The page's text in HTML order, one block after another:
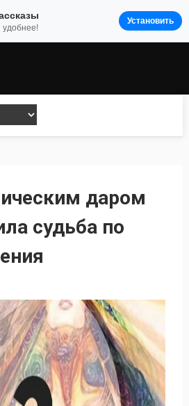
даром
судьба по
удобнее!
Установить